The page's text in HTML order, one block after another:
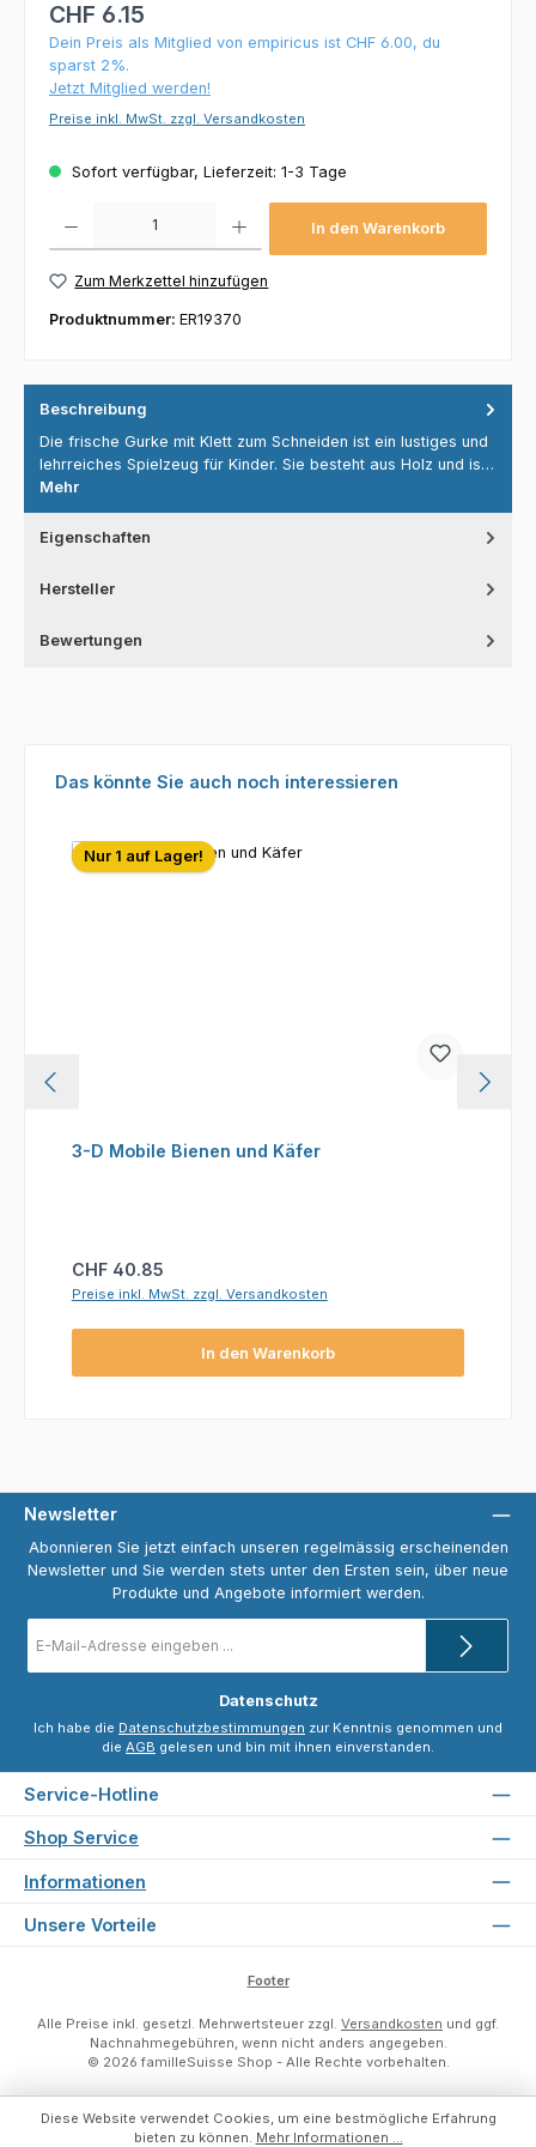
CHF 6.15
Dein Preis als Mitglied von empiricus ist CHF 6.00, du
sparst 2%.
Jetzt Mitglied werden!
Preise inkl. MwSt. zzgl. Versandkosten
Sofort verfügbar, Lieferzeit: 1-3 Tage
In den Warenkorb
Zum Merkzettel hinzufügen
Produktnummer: ER19370
Beschreibung
Die frische Gurke mit Klett zum Schneiden ist ein lustiges und
lehrreiches Spielzeug für Kinder. Sie besteht aus Holz und is…
Mehr
Eigenschaften
Hersteller
Bewertungen
Produktgalerie überspringen
Das könnte Sie auch noch interessieren
Nur 1 auf Lager!
3-D Mobile Bienen und Käfer
Regulärer Preis:
CHF 40.85
Preise inkl. MwSt. zzgl. Versandkosten
In den Warenkorb
Newsletter
Abonnieren Sie jetzt einfach unseren regelmässig erscheinenden
Newsletter und Sie werden stets unter den Ersten sein, über neue
Produkte und Angebote informiert werden.
Mail-
Datenschutz
Ich habe die Datenschutzbestimmungen zur Kenntnis genommen und
die AGB gelesen und bin mit ihnen einverstanden.
Service-Hotline
Shop Service
Informationen
Unsere Vorteile
Footer
Alle Preise inkl. gesetzl. Mehrwertsteuer zzgl. Versandkosten und ggf.
Nachnahmegebühren, wenn nicht anders angegeben.
© 2026 familleSuisse Shop - Alle Rechte vorbehalten.
Diese Website verwendet Cookies, um eine bestmögliche Erfahrung
bieten zu können. Mehr Informationen ...